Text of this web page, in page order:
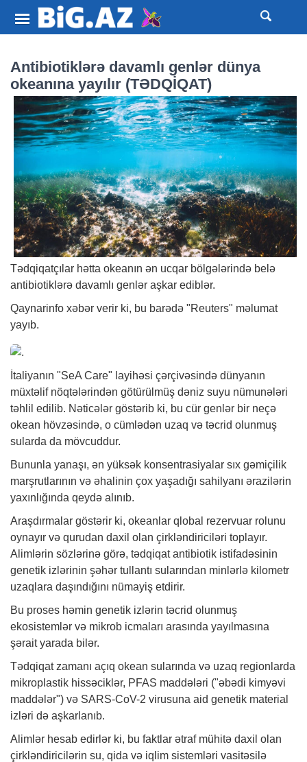
Antibiotiklərə davamlı genlər dünya
okeanına yayılır (TƏDQİQAT)
Tədqiqatçılar hətta okeanın ən ucqar bölgələrində belə
antibiotiklərə davamlı genlər aşkar ediblər.
Qaynarinfo xəbər verir ki, bu barədə "Reuters" məlumat
yayıb.
İtaliyanın "SeA Care" layihəsi çərçivəsində dünyanın
müxtəlif nöqtələrindən götürülmüş dəniz suyu nümunələri
təhlil edilib. Nəticələr göstərib ki, bu cür genlər bir neçə
okean hövzəsində, o cümlədən uzaq və təcrid olunmuş
sularda da mövcuddur.
Bununla yanaşı, ən yüksək konsentrasiyalar sıx gəmiçilik
marşrutlarının və əhalinin çox yaşadığı sahilyanı ərazilərin
yaxınlığında qeydə alınıb.
Araşdırmalar göstərir ki, okeanlar qlobal rezervuar rolunu
oynayır və qurudan daxil olan çirkləndiriciləri toplayır.
Alimlərin sözlərinə görə, tədqiqat antibiotik istifadəsinin
genetik izlərinin şəhər tullantı sularından minlərlə kilometr
uzaqlara daşındığını nümayiş etdirir.
Bu proses həmin genetik izlərin təcrid olunmuş
ekosistemlər və mikrob icmaları arasında yayılmasına
şərait yarada bilər.
Tədqiqat zamanı açıq okean sularında və uzaq regionlarda
mikroplastik hissəciklər, PFAS maddələri ("əbədi kimyəvi
maddələr") və SARS-CoV-2 virusuna aid genetik material
izləri də aşkarlanıb.
Alimlər hesab edirlər ki, bu faktlar ətraf mühitə daxil olan
çirkləndiricilərin su, qida və iqlim sistemləri vasitəsilə